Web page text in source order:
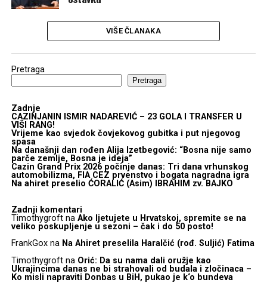
VIŠE ČLANAKA
Pretraga
Pretraga
Zadnje
CAZINJANIN ISMIR NADAREVIĆ – 23 GOLA I TRANSFER U
VIŠI RANG!
Vrijeme kao svjedok čovjekovog gubitka i put njegovog
spasa
Na današnji dan rođen Alija Izetbegović: “Bosna nije samo
parče zemlje, Bosna je ideja”
Cazin Grand Prix 2026 počinje danas: Tri dana vrhunskog
automobilizma, FIA CEZ prvenstvo i bogata nagradna igra
Na ahiret preselio ĆORALIĆ (Asim) IBRAHIM zv. BAJKO
Zadnji komentari
Timothygroftna Ako ljetujete u Hrvatskoj, spremite se na
veliko poskupljenje u sezoni – čak i do 50 posto!
FrankGoxna Na Ahiret preselila Haralčić (rođ. Suljić) Fatima
Timothygroftna Orić: Da su nama dali oružje kao
Ukrajincima danas ne bi strahovali od budala i zločinaca –
Ko misli napraviti Donbas u BiH, pukao je k‘o bundeva